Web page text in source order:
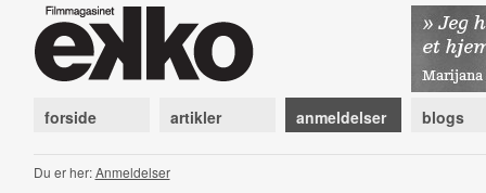
forside artikler anmeldelser blogs
Du er her:Anmeldelser